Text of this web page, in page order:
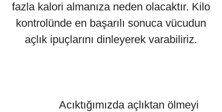
fazla kalori almanıza neden olacaktır. Kilo
kontrolünde en başarılı sonuca vücudun
açlık ipuçlarını dinleyerek varabiliriz.
Acıktığımızda açlıktan ölmeyi